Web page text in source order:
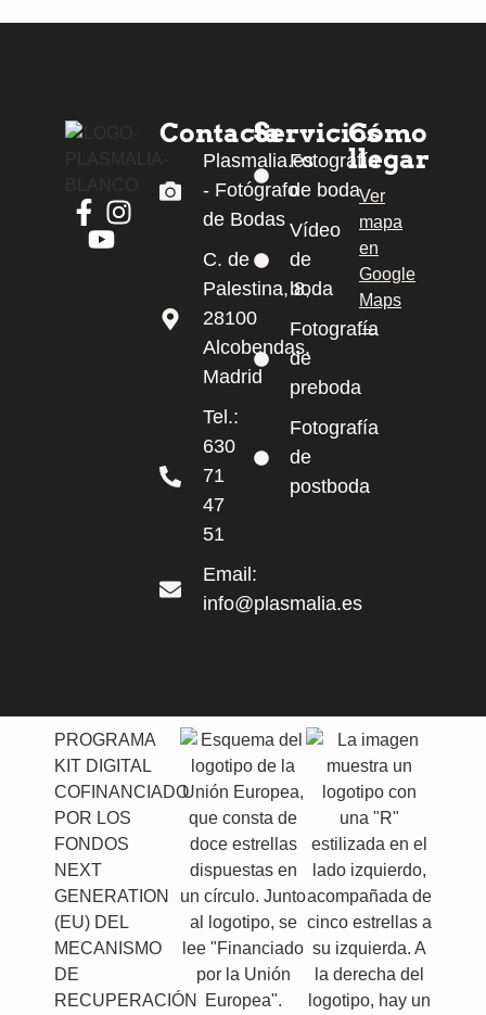
Facebook de Plasmalia
Instagram de Plasmalia
YouTube de Plasmalia
Contacta
Plasmalia.es
- Fotógrafo
de Bodas
C. de
Palestina, 8,
28100
Alcobendas,
Madrid
Tel.:
630
71
47
51
Email:
info@plasmalia.es
Servicios
Fotografía
de boda
Vídeo
de
boda
Fotografía
de
preboda
Fotografía
de
postboda
Cómo
llegar
Ver
mapa
en
Google
Maps
→
PROGRAMA
KIT DIGITAL
COFINANCIADO
POR LOS
FONDOS
NEXT
GENERATION
(EU) DEL
MECANISMO
DE
RECUPERACIÓN